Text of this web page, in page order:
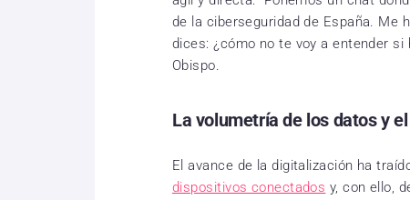
de la ciberseguridad de España. Me
dices: ¿cómo no te voy a entender si
Obispo.
La volumetría de los datos y
El avance de la digitalización ha
dispositivos conectados y, con ello,